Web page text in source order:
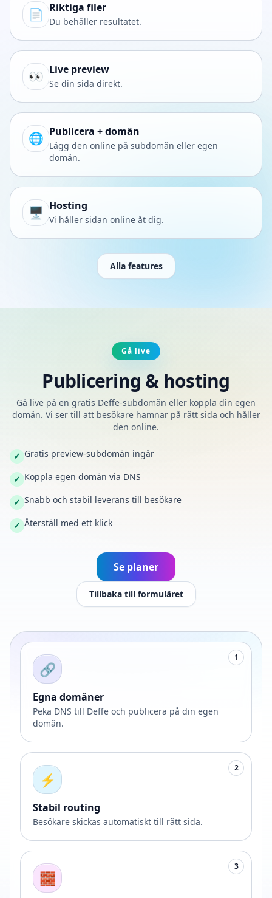
📄 Riktiga filer
Du behåller resultatet.
👀 Live preview
Se din sida direkt.
🌐 Publicera + domän
Lägg den online på subdomän eller egen
domän.
🖥️ Hosting
Vi håller sidan online åt dig.
Alla features
Gå live
Publicering & hosting
Gå live på en gratis Deffe-subdomän eller koppla din egen
domän. Vi ser till att besökare hamnar på rätt sida och håller
den online.
✓ Gratis preview-subdomän ingår
✓ Koppla egen domän via DNS
✓ Snabb och stabil leverans till besökare
✓ Återställ med ett klick
Se planer
Tillbaka till formuläret
1
🔗
Egna domäner
Peka DNS till Deffe och publicera på din egen
domän.
2
⚡
Stabil routing
Besökare skickas automatiskt till rätt sida.
3
🧱